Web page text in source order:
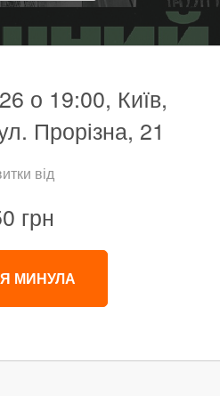
о 19:00, Київ,
Прорізна, 21
від
грн
МИНУЛА